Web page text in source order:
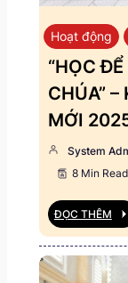
Hoạt động
“HỌC
CHÚA”
MỚI
System
8 Min Read
ĐỌC THÊM